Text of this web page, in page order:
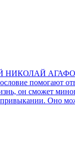
НИКОЛАЙ
помогают
он сможет
Оно